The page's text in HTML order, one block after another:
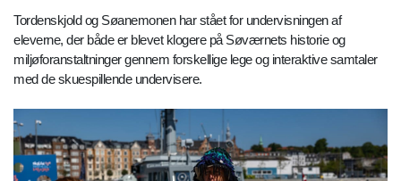
Tordenskjold og Søanemonen har stået for undervisningen af
eleverne, der både er blevet klogere på Søværnets historie og
miljøforanstaltninger gennem forskellige lege og interaktive samtaler
med de skuespillende undervisere.